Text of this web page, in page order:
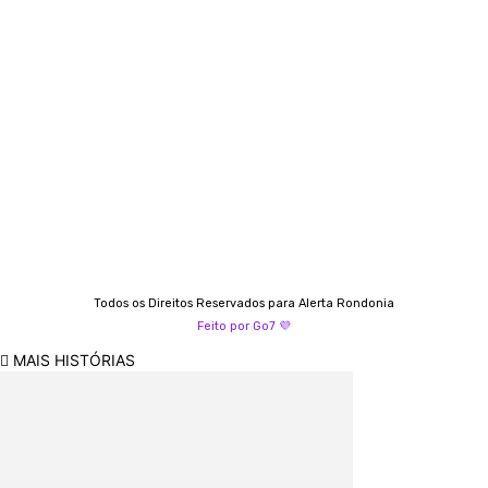
Todos os Direitos Reservados para Alerta Rondonia
Feito por Go7 💜
MAIS HISTÓRIAS